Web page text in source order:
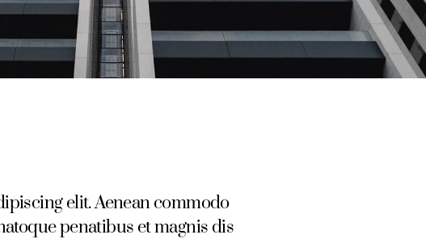
elit. Aenean commodo
penatibus et magnis dis